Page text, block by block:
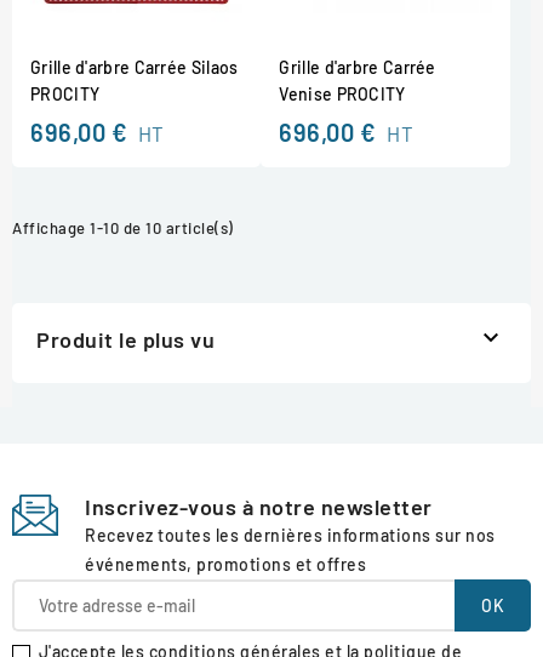
Grille d'arbre Carrée Silaos
PROCITY
696,00 € HT
Grille d'arbre Carrée
Venise PROCITY
696,00 € HT
Affichage 1-10 de 10 article(s)
Produit le plus vu 
Inscrivez-vous à notre newsletter
Recevez toutes les dernières informations sur nos
événements, promotions et offres
J'accepte les conditions générales et la politique de